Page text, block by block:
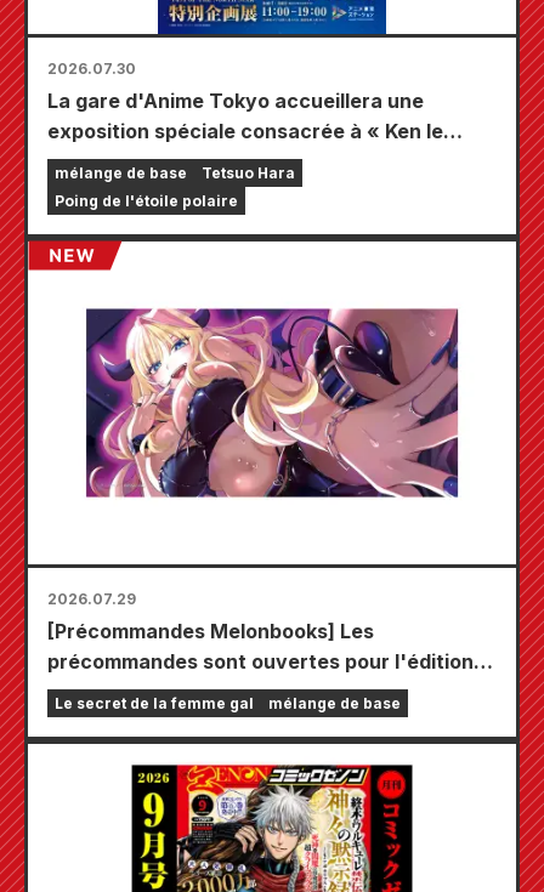
2026.07.30
La gare d'Anime Tokyo accueillera une
exposition spéciale consacrée à « Ken le
Survivant » !!
mélange de base
Tetsuo Hara
Poing de l'étoile polaire
2026.07.29
[Précommandes Melonbooks] Les
précommandes sont ouvertes pour l'édition
limitée comprenant un tapis de jeu spécial
orné d'une magnifique illustration de Fuyuki
Secret of the Gal Bride » sortira le 20
Le secret de la femme gal mélange de base